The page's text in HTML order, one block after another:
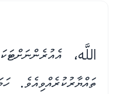
اللَّه،
ތައްޔާރުކުރެއްވިއެވެ.